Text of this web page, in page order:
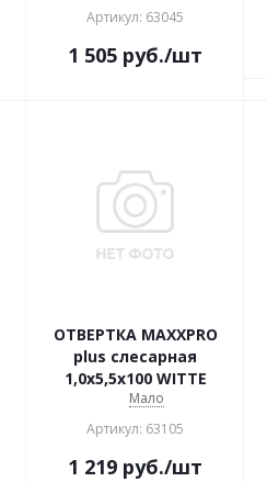
Артикул: 63045
1 505 руб./шт
ОТВЕРТКА MAXXPRO
plus cлесарная
1,0х5,5х100 WITTE
Мало
Артикул: 63105
1 219 руб./шт